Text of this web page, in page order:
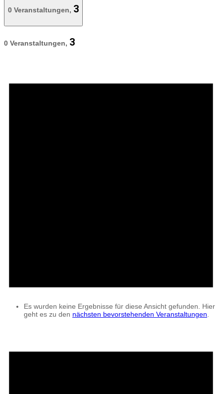
0 Veranstaltungen, 3
0 Veranstaltungen, 3
Es wurden keine Ergebnisse für diese Ansicht gefunden. Hier
geht es zu den nächsten bevorstehenden Veranstaltungen